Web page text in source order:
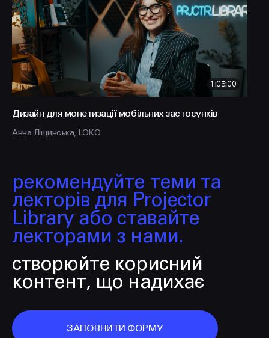
FACEBOOK LINKEDIN
1:05:00
Дизайн для монетизації мобільних застосунків
Анна Ліщинська, LOKO
рекомендуйте теми та
лекторів для Projector
Library або ставайте
лекторами з нами.
створюйте корисний
контент, що надихає
ЗАПОВНИТИ ФОРМУ